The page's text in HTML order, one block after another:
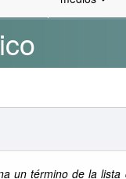
un término de la